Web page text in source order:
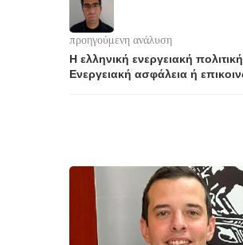
προηγούμενη ανάλυση
Η ελληνική ενεργειακή
Ενεργειακή ασφάλεια ή